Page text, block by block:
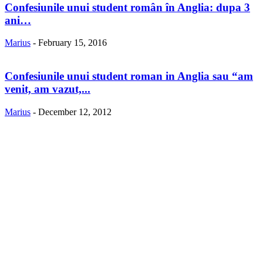
Confesiunile unui student român în Anglia: dupa 3
ani…
Marius - February 15, 2016
Confesiunile unui student roman in Anglia sau “am
venit, am vazut,...
Marius - December 12, 2012